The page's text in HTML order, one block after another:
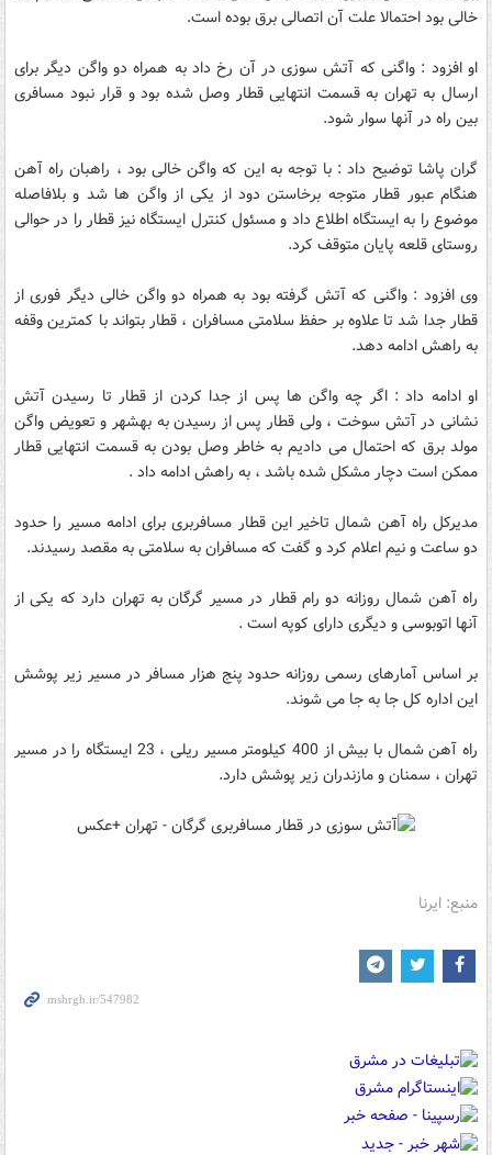
خالی بود احتمالا علت آن اتصالی برق بوده است.
او افزود : واگنی که آتش سوزی در آن رخ داد به همراه دو واگن دیگر برای
ارسال به تهران به قسمت انتهایی قطار وصل شده بود و قرار نبود مسافری
بین راه در آنها سوار شود.
گران پاشا توضیح داد : با توجه به این که واگن خالی بود ، راهبان راه آهن
هنگام عبور قطار متوجه برخاستن دود از یکی از واگن ها شد و بلافاصله
موضوع را به ایستگاه اطلاع داد و مسئول کنترل ایستگاه نیز قطار را در حوالی
روستای قلعه پایان متوقف کرد.
وی افزود : واگنی که آتش گرفته بود به همراه دو واگن خالی دیگر فوری از
قطار جدا شد تا علاوه بر حفظ سلامتی مسافران ، قطار بتواند با کمترین وقفه
به راهش ادامه دهد.
او ادامه داد : اگر چه واگن ها پس از جدا کردن از قطار تا رسیدن آتش
نشانی در آتش سوخت ، ولی قطار پس از رسیدن به بهشهر و تعویض واگن
مولد برق که احتمال می دادیم به خاطر وصل بودن به قسمت انتهایی قطار
ممکن است دچار مشکل شده باشد ، به راهش ادامه داد .
مدیرکل راه آهن شمال تاخیر این قطار مسافربری برای ادامه مسیر را حدود
دو ساعت و نیم اعلام کرد و گفت که مسافران به سلامتی به مقصد رسیدند.
راه آهن شمال روزانه دو رام قطار در مسیر گرگان به تهران دارد که یکی از
آنها اتوبوسی و دیگری دارای کوپه است .
بر اساس آمارهای رسمی روزانه حدود پنج هزار مسافر در مسیر زیر پوشش
این اداره کل جا به جا می شوند.
راه آهن شمال با بیش از 400 کیلومتر مسیر ریلی ، 23 ایستگاه را در مسیر
تهران ، سمنان و مازندران زیر پوشش دارد.
منبع: ایرنا